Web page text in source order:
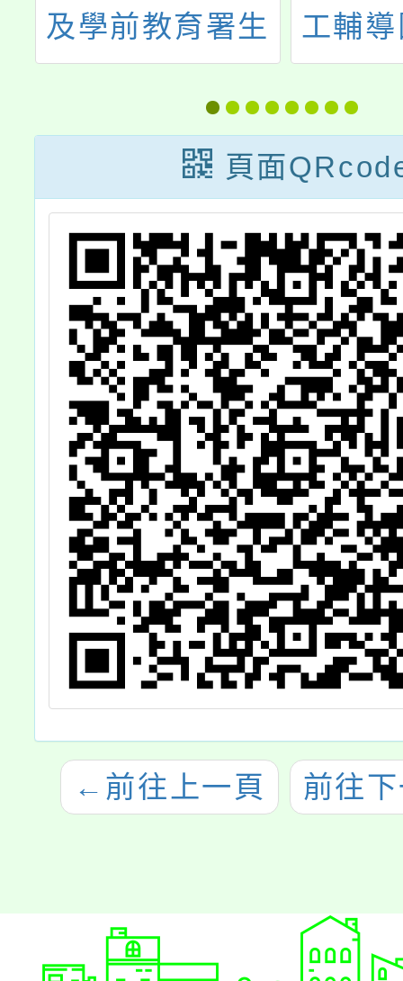
及學前教育署生
命教育專業發展
中心辦理之
「113年度高級
中等以下學校教
育階段─生命教
育議題融入課程
成果嘉年華」實
施計畫1份，請
惠予參加人員公
假，請查照。
工輔
施計
訓－
動起
具醫
頁面
← 前往上一頁 前往